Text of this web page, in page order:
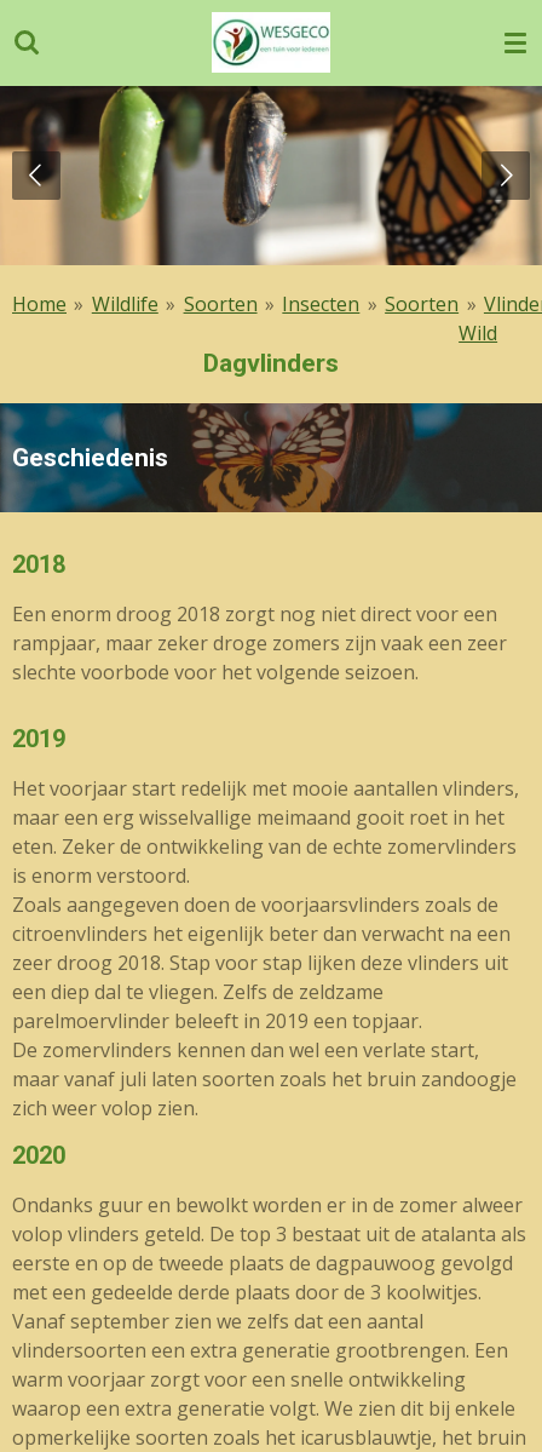
direct
naar
de
hoofdinhoud
Home » Wildlife » Soorten » Insecten » Soorten »
Wild
Dagvlinders
Geschiedenis
2018
Een enorm droog 2018 zorgt nog niet direct voor een
rampjaar, maar zeker droge zomers zijn vaak een zeer
slechte voorbode voor het volgende seizoen.
2019
Het voorjaar start redelijk met mooie aantallen vlinders,
maar een erg wisselvallige meimaand gooit roet in het
eten. Zeker de ontwikkeling van de echte zomervlinders
is enorm verstoord.
Zoals aangegeven doen de voorjaarsvlinders zoals de
citroenvlinders het eigenlijk beter dan verwacht na een
zeer droog 2018. Stap voor stap lijken deze vlinders uit
een diep dal te vliegen. Zelfs de zeldzame
parelmoervlinder beleeft in 2019 een topjaar.
De zomervlinders kennen dan wel een verlate start,
maar vanaf juli laten soorten zoals het bruin zandoogje
zich weer volop zien.
2020
Ondanks guur en bewolkt worden er in de zomer alweer
volop vlinders geteld. De top 3 bestaat uit de atalanta als
eerste en op de tweede plaats de dagpauwoog gevolgd
met een gedeelde derde plaats door de 3 koolwitjes.
Vanaf september zien we zelfs dat een aantal
vlindersoorten een extra generatie grootbrengen. Een
warm voorjaar zorgt voor een snelle ontwikkeling
waarop een extra generatie volgt. We zien dit bij enkele
opmerkelijke soorten zoals het icarusblauwtje, het bruin